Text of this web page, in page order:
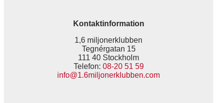
Kontaktinformation
1,6 miljonerklubben
Tegnérgatan 15
111 40 Stockholm
Telefon: 08-20 51 59
info@1.6miljonerklubben.com